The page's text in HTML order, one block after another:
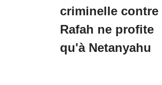
criminelle contre
Rafah ne profite
qu'à Netanyahu